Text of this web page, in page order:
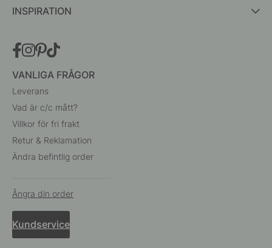
INSPIRATION
VANLIGA FRÅGOR
Leverans
Vad är c/c mått?
Villkor för fri frakt
Retur & Reklamation
Ändra befintlig order
Ångra din order
Kundservice